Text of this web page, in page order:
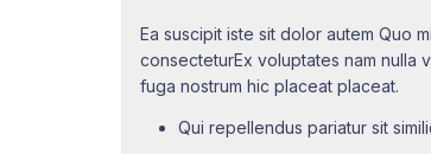
Ea suscipit iste sit dolor autem Quo
consecteturEx voluptates nam nulla
fuga nostrum hic placeat placeat.
Qui repellendus pariatur sit